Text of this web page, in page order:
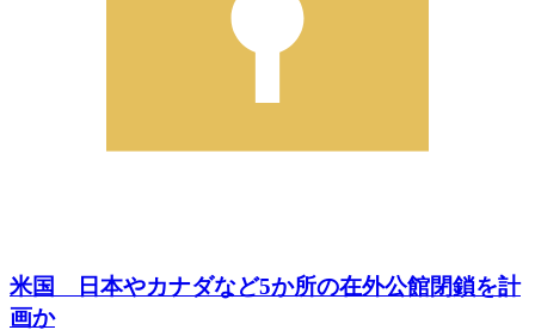
米国 日本やカナダなど5か所の在外公館閉鎖を計
画か